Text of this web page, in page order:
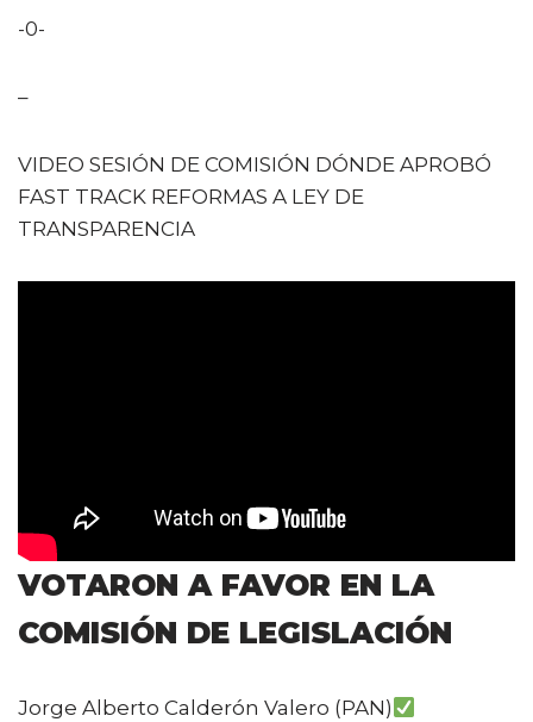
-0-
–
VIDEO SESIÓN DE COMISIÓN DÓNDE APROBÓ
FAST TRACK REFORMAS A LEY DE
TRANSPARENCIA
VOTARON A FAVOR EN LA
COMISIÓN DE LEGISLACIÓN
Jorge Alberto Calderón Valero (PAN)